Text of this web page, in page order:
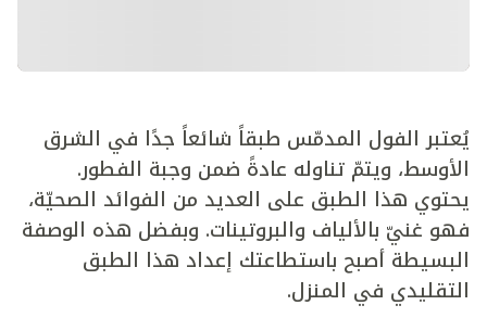
يُعتبر الفول المدمّس طبقاً شائعاً جدًا في الشرق
الأوسط، ويتمّ تناوله عادةً ضمن وجبة الفطور.
يحتوي هذا الطبق على العديد من الفوائد الصحيّة،
فهو غنيّ بالألياف والبروتينات. وبفضل هذه الوصفة
البسيطة أصبح باستطاعتك إعداد هذا الطبق
التقليدي في المنزل.